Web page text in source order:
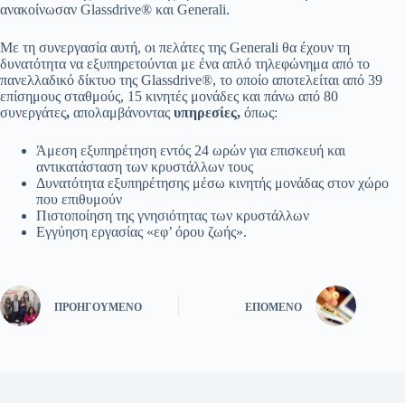
ανακοίνωσαν Glassdrive® και Generali.
Με τη συνεργασία αυτή, οι πελάτες της Generali θα έχουν τη
δυνατότητα να εξυπηρετούνται με ένα απλό τηλεφώνημα από το
πανελλαδικό δίκτυο της Glassdrive®, το οποίο αποτελείται από 39
επίσημους σταθμούς, 15 κινητές μονάδες και πάνω από 80
συνεργάτες, απολαμβάνοντας υπηρεσίες, όπως:
Άμεση εξυπηρέτηση εντός 24 ωρών για επισκευή και
αντικατάσταση των κρυστάλλων τους
Δυνατότητα εξυπηρέτησης μέσω κινητής μονάδας στον χώρο
που επιθυμούν
Πιστοποίηση της γνησιότητας των κρυστάλλων
Εγγύηση εργασίας «εφ’ όρου ζωής».
ΠΡΟΗΓΟΎΜΕΝΟ ΕΠΌΜΕΝΟ